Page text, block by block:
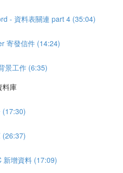
- 資料表關連 part 4 (35:04)
寄發信件 (14:24)
景工作 (6:35)
料庫
(17:30)
(26:37)
新增資料 (17:09)